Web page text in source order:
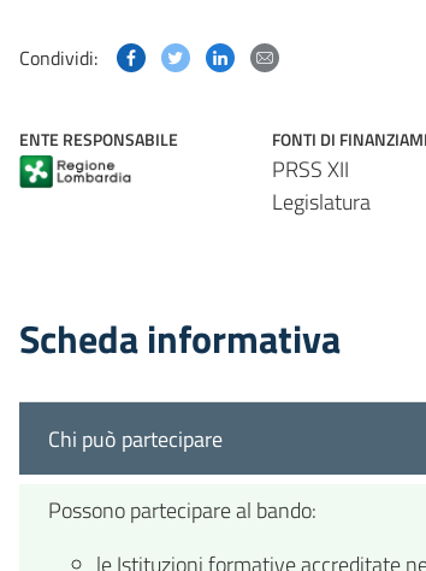
Condividi: Condividi questa pagina su
Condividi questa pagina
Condividi questa
ENTE RESPONSABILE FONTI DI
PRSS XII
Legislatura
Scheda informativa
Chi può partecipare
Possono partecipare al bando:
le Istituzioni formative accreditate